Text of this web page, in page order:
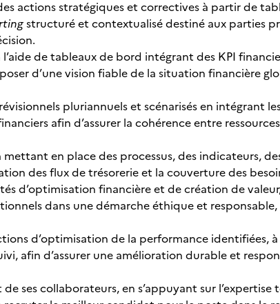
actions stratégiques et correctives à partir de
structuré et contextualisé destiné aux parties
de tableaux de bord intégrant des KPI
d’une vision fiable de la situation financière
pluriannuels et scénarisés en intégrant
afin d’assurer la cohérence entre
mettant en place des processus, des indicateurs,
des flux de trésorerie et la couverture des
d’optimisation financière et de création de
dans une démarche éthique et
d’optimisation de la performance identifiées,
afin d’assurer une amélioration durable et
ses collaborateurs, en s’appuyant sur l’expertise